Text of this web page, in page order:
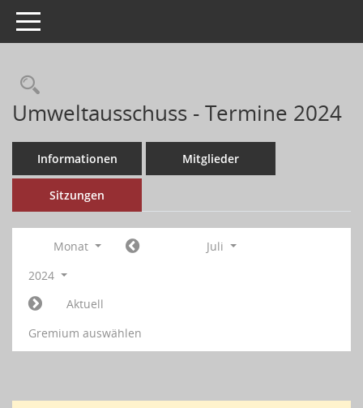
Toggle navigation
Umweltausschuss - Termine 2024
Informationen Mitglieder
Sitzungen
Monat
Juli
2024
Aktuell
Gremium auswählen